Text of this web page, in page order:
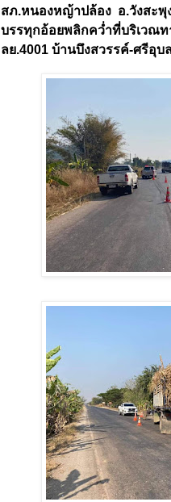
สภ.หนองหญ้าปล้อง อ.วังสะพุ
บรรทุกอ้อยพลิกคว่ำที่บริเวณท
ลย.4001 บ้านบึงสวรรค์-ศรีอุ